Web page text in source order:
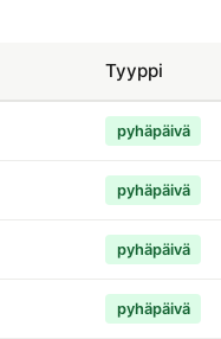
Tyyppi
pyhäpäivä
pyhäpäivä
pyhäpäivä
pyhäpäivä